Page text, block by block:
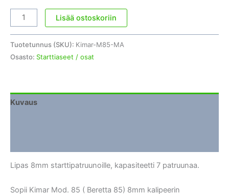
Kimar
Mod.
Lisää ostoskoriin
Tuotetunnus (SKU): Kimar-M85-MA
Osasto: Starttiaseet / osat
Kuvaus
Lipas 8mm starttipatruunoille, kapasiteetti 7 patruunaa.
Sopii Kimar Mod. 85 ( Beretta 85) 8mm kalipeerin